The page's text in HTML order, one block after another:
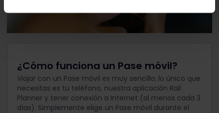
¿Cómo funciona un Pase móvil?
Viajar con un Pase móvil es muy sencillo; lo único que
necesitas es tu teléfono, nuestra aplicación Rail
Planner y tener conexión a Internet (al menos cada 3
días). Simplemente elige un Pase móvil durante el